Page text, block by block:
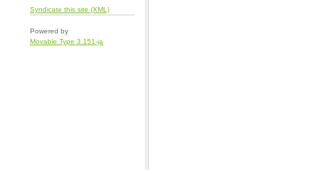
Syndicate this site (XML)
Powered by
Movable Type 3.151-ja